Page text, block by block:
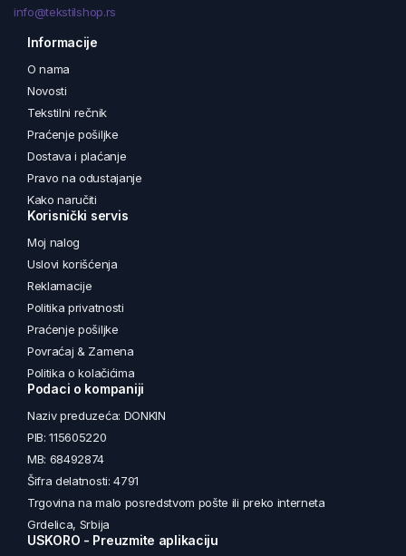
info@tekstilshop.rs
Informacije
O nama
Novosti
Tekstilni rečnik
Praćenje pošiljke
Dostava i plaćanje
Pravo na odustajanje
Kako naručiti
Korisnički servis
Moj nalog
Uslovi korišćenja
Reklamacije
Politika privatnosti
Praćenje pošiljke
Povraćaj & Zamena
Politika o kolačićima
Podaci o kompaniji
Naziv preduzeća: DONKIN
PIB: 115605220
MB: 68492874
Šifra delatnosti: 4791
Trgovina na malo posredstvom pošte ili preko interneta
Grdelica, Srbija
USKORO - Preuzmite aplikaciju